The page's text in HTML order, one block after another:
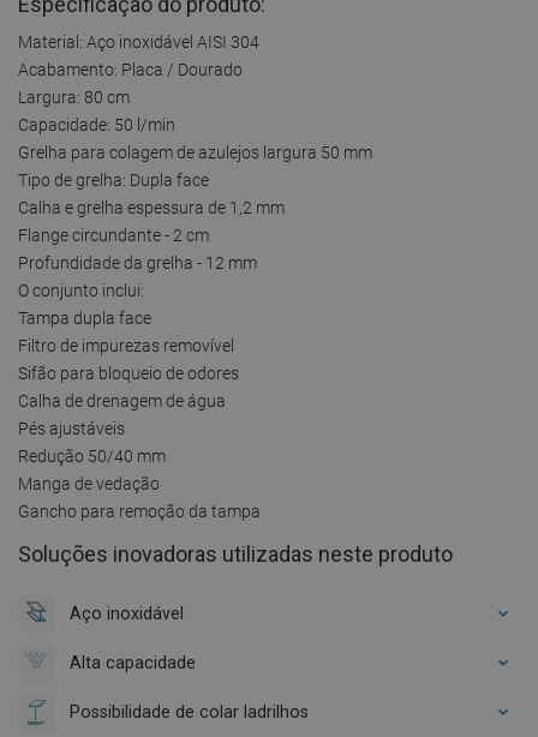
Material: Aço inoxidável AISI 304
Acabamento: Placa / Dourado
Largura: 80 cm
Capacidade: 50 l/min
Grelha para colagem de azulejos largura 50 mm
Tipo de grelha: Dupla face
Calha e grelha espessura de 1,2 mm
Flange circundante - 2 cm
Profundidade da grelha - 12 mm
O conjunto inclui:
Tampa dupla face
Filtro de impurezas removível
Sifão para bloqueio de odores
Calha de drenagem de água
Pés ajustáveis
Redução 50/40 mm
Manga de vedação
Gancho para remoção da tampa
Soluções inovadoras utilizadas neste produto
Aço inoxidável
Alta capacidade
Possibilidade de colar ladrilhos